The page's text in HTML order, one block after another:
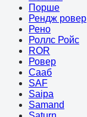
Порше
Рендж ровер
Рено
Роллс Ройс
ROR
Ровер
Сааб
SAF
Saipa
Samand